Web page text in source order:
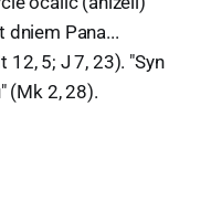
dniem Pana...
12, 5; J 7, 23). "Syn
(Mk 2, 28).